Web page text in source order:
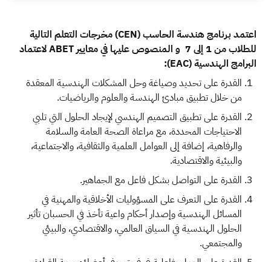
اعتمد برنامج هندسة الحاسب (CEN) مخرجات التعلم التالية
للطلاب من 1 إلى 7 و المنصوص عليها في معايير ABET لاعتماد
البرامج الهندسية (EAC):​
القدرة على تحديد وصياغة وحل المشكلات الهندسية المعقدة
من خلال تطبيق مبادئ الهندسة والعلوم والرياضيات.
ال​قدرة على تطبيق التصميم الهندسي لإيجاد الحلول التي تلبي
الاحتياجات المحددة، مع مراعاة الصحة العامة والسلامة
والرفاهية، إضافة إلى العوامل العلمية والثقافية، والاجتماعية،
والبيئية والاقتصادية.
القدرة على التواصل بشكل فاعل مع الجماهير.
القدرة على التعرف على المسؤوليات الأخلاقية والمهنية في
المسائل الهندسية وإصدار أحكام واعية تأخذ في الحسبان تأثير
الحلول الهندسية في السياق العالمي، والاقتصادي، والبيئي
والمجتمعي.